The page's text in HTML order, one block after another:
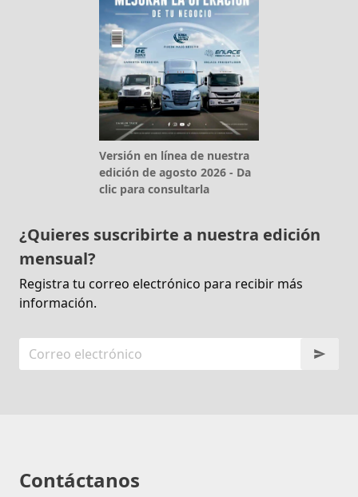
Versión en línea de nuestra
edición de agosto 2026 - Da
clic para consultarla
¿Quieres suscribirte a nuestra edición
mensual?
Registra tu correo electrónico para recibir más
información.
Contáctanos